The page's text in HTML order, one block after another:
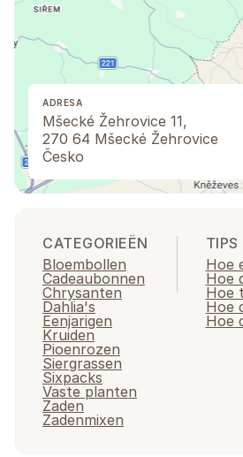
ADRESA
Mšecké Žehrovice 11,
270 64 Mšecké Žehrovice
Česko
CATEGORIEËN
Bloembollen
Cadeaubonnen
Chrysanten
Dahlia's
Eenjarigen
Kruiden
Pioenrozen
Siergrassen
Sixpacks
Vaste planten
Zaden
Zadenmixen
TIPS
Hoe
Hoe
Hoe
Hoe
Hoe